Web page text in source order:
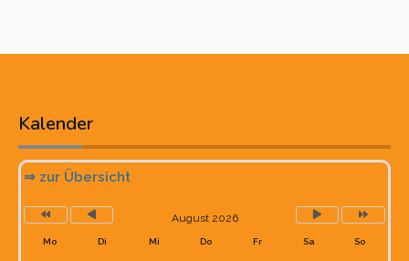
Kalender
⇒ zur Übersicht
August 2026
Mo Di Mi Do Fr Sa So